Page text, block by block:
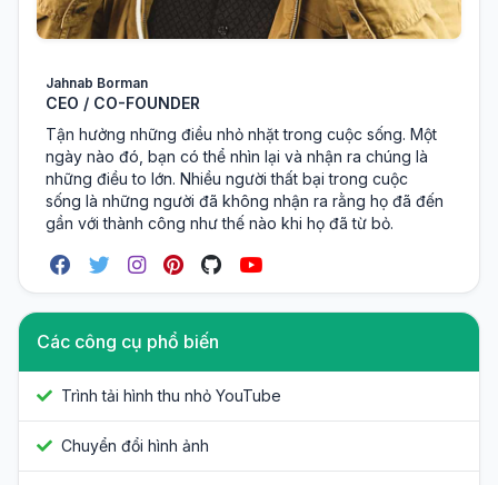
Jahnab Borman
CEO / CO-FOUNDER
Tận hưởng những điều nhỏ nhặt trong cuộc sống. Một
ngày nào đó, bạn có thể nhìn lại và nhận ra chúng là
những điều to lớn. Nhiều người thất bại trong cuộc
sống là những người đã không nhận ra rằng họ đã đến
gần với thành công như thế nào khi họ đã từ bỏ.
Các công cụ phổ biến
Trình tải hình thu nhỏ YouTube
Chuyển đổi hình ảnh